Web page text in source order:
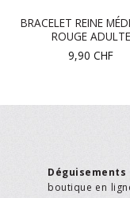
BRACELET REINE
ROUGE ADULTE
9,90 CHF
boutique en